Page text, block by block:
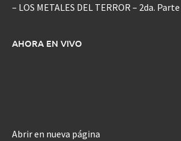
– LOS METALES DEL TERROR – 2da. Parte
AHORA EN VIVO
Abrir en nueva página